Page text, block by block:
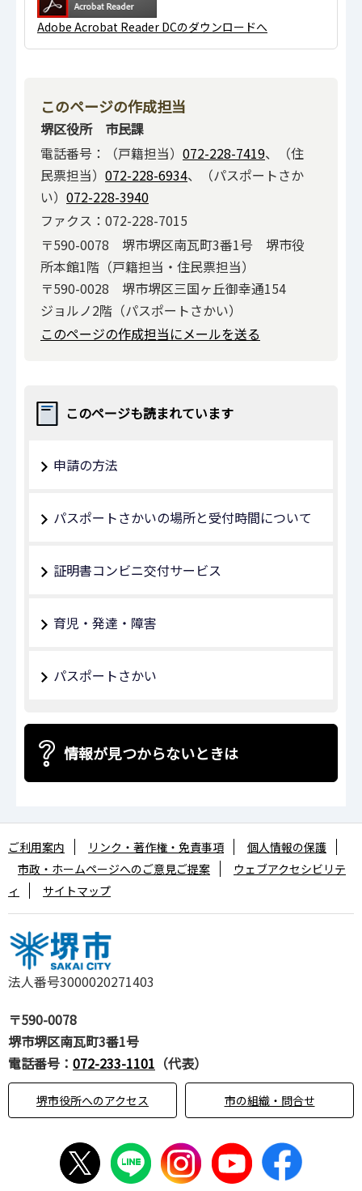
Adobe Acrobat Reader DCのダウンロードへ
このページの作成担当
堺区役所 市民課
電話番号：（戸籍担当） 072-228-7419、（住
民票担当） 072-228-6934、（パスポートさか
い） 072-228-3940
ファクス：072-228-7015
〒590-0078 堺市堺区南瓦町3番1号 堺市役
所本館1階（戸籍担当・住民票担当）
〒590-0028 堺市堺区三国ヶ丘御幸通154
ジョルノ2階（パスポートさかい）
このページの作成担当にメールを送る
このページも読まれています
申請の方法
パスポートさかいの場所と受付時間について
証明書コンビニ交付サービス
育児・発達・障害
パスポートさかい
情報が見つからないときは
法人番号3000020271403
〒590-0078
堺市堺区南瓦町3番1号
電話番号： 072-233-1101 （代表）
堺市役所へのアクセス 市の組織・問合せ
ご利用案内 リンク・著作権・免責事項
個人情報の保護
市政・ホームページへのご意見ご提案
ウェブアクセシビリテ
ィ
サイトマップ